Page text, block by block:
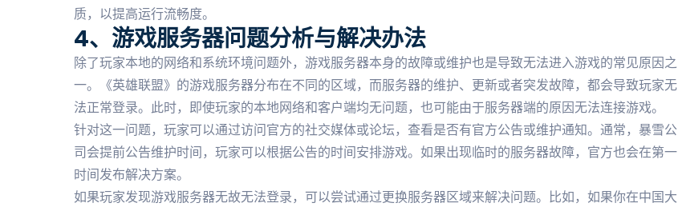
质，以提高运行流畅度。
4、游戏服务器问题分析与解决办法
除了玩家本地的网络和系统环境问题外，游戏服务器本身的故障或维护也是导致无法进入游戏的常见原因之
一。《英雄联盟》的游戏服务器分布在不同的区域，而服务器的维护、更新或者突发故障，都会导致玩家无
法正常登录。此时，即使玩家的本地网络和客户端均无问题，也可能由于服务器端的原因无法连接游戏。
针对这一问题，玩家可以通过访问官方的社交媒体或论坛，查看是否有官方公告或维护通知。通常，暴雪公
司会提前公告维护时间，玩家可以根据公告的时间安排游戏。如果出现临时的服务器故障，官方也会在第一
时间发布解决方案。
如果玩家发现游戏服务器无故无法登录，可以尝试通过更换服务器区域来解决问题。比如，如果你在中国大